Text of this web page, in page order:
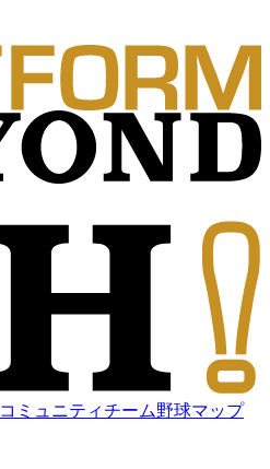
コミュニティチーム野球マップ